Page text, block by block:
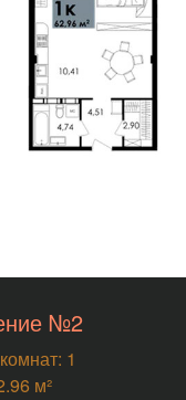
№2
1
м²